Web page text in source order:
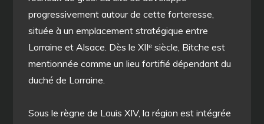
progressivement autour de cette forteresse,
située à un emplacement stratégique entre
Lorraine et Alsace. Dès le XIIᵉ siècle, Bitche est
mentionnée comme un lieu fortifié dépendant du
duché de Lorraine.
Sous le règne de Louis XIV, la région est intégrée